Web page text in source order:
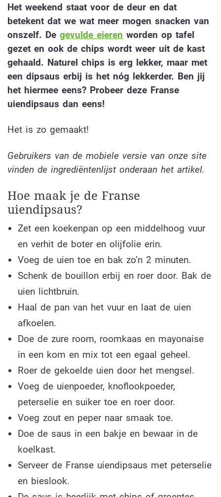
Het weekend staat voor de deur en dat
betekent dat we wat meer mogen snacken van
onszelf. De gevulde eieren worden op tafel
gezet en ook de chips wordt weer uit de kast
gehaald. Naturel chips is erg lekker, maar met
een dipsaus erbij is het nóg lekkerder. Ben jij
het hiermee eens? Probeer deze Franse
uiendipsaus dan eens!
Het is zo gemaakt!
Gebruikers van de mobiele versie van onze site
vinden de ingrediëntenlijst onderaan het artikel.
Hoe maak je de Franse
uiendipsaus?
Zet een koekenpan op een middelhoog vuur
en verhit de boter en olijfolie erin.
Voeg de uien toe en bak zo’n 2 minuten.
Schenk de bouillon erbij en roer door. Bak de
uien lichtbruin.
Haal de pan van het vuur en laat de uien
afkoelen.
Doe de zure room, roomkaas en mayonaise
in een kom en mix tot een egaal geheel.
Roer de gekoelde uien door het mengsel.
Voeg de uienpoeder, knoflookpoeder,
peterselie en suiker toe en roer door.
Voeg zout en peper naar smaak toe.
Doe de saus in een bakje en bewaar in de
koelkast.
Serveer de Franse uiendipsaus met peterselie
en bieslook.